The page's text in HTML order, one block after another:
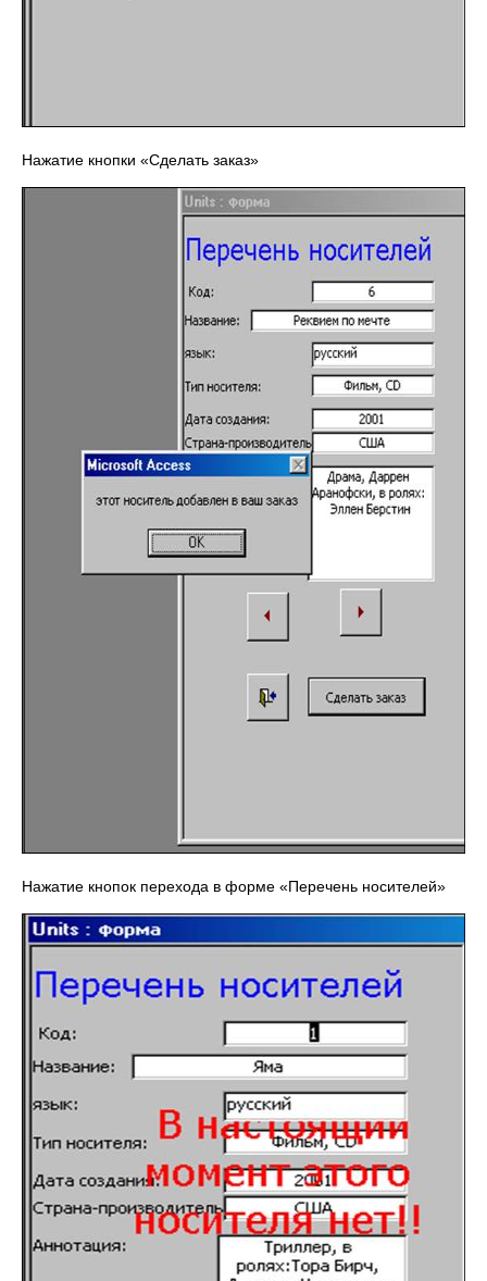
Нажатие кнопки «Сделать заказ»
Нажатие кнопок перехода в форме «Перечень носителей»